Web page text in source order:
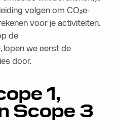
volgen om CO₂e-
voor je activiteiten.
de
lopen we eerst de
door.
1,
Scope 3